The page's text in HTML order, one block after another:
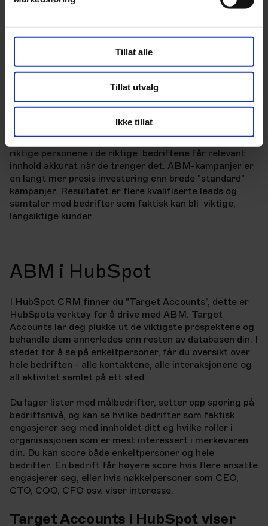
Tillat alle
Tillat utvalg
Ikke tillat
Koordiner salg og markedsføring:
konkrete besparelsesberegninger samme uke.
resultater på sikt. I stedet for å
målgruppen din ser innholdet ditt, sørger du for at de
riktige personene i de riktige bedriftene får relevant
innhold akkurat når de trenger det. ABM-kampanjer er
en langt mer presis investering enn brede "standard"
kampanjer. Resultatet er flere kvalifiserte leads og
samtaler med bedrifter som faktisk kan bli viktige,
langsiktige kunder.
ABM i HubSpot
I HubSpot CRM finner du "Target Accounts", dette er
HubSpots verktøy for å drive med ABM. Target
Accounts lar deg plukke ut de viktigste prospektene og
behandle dem annerledes enn resten av databasen din. I
stedet for å se på enkeltpersoner, får du oversikt over
hele bedriften - alle kontaktene, alle interaksjonene og
all aktivitet samlet på ett sted.
Du lager lister med målbedrifter, setter opp sporing på
bedriftsnivå, og kan se hvilke bedrifter som faktisk
engasjerer seg med innholdet ditt og hvilke roller i
organisasjonen som er mest interessert i merkevaren
din. Du kan score både enkeltpersoner og hele
bedrifter. En bedrift får høyere score hvis flere ansatte
engasjerer seg, eller hvis nøkkelpersoner som CEO,
CTO, COO, CFO osv. viser interesse.
Target Accounts i HubSpot viser